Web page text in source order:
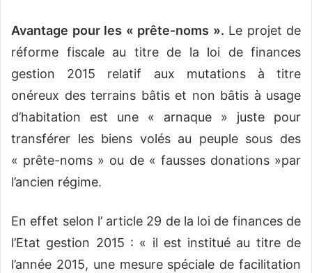
Avantage pour les « prête-noms ». Le projet de
réforme fiscale au titre de la loi de finances
gestion 2015 relatif aux mutations à titre
onéreux des terrains bâtis et non bâtis à usage
d’habitation est une « arnaque » juste pour
transférer les biens volés au peuple sous des
« prête-noms » ou de « fausses donations »par
l’ancien régime.
En effet selon l’ article 29 de la loi de finances de
l’Etat gestion 2015 : « il est institué au titre de
l’année 2015, une mesure spéciale de facilitation